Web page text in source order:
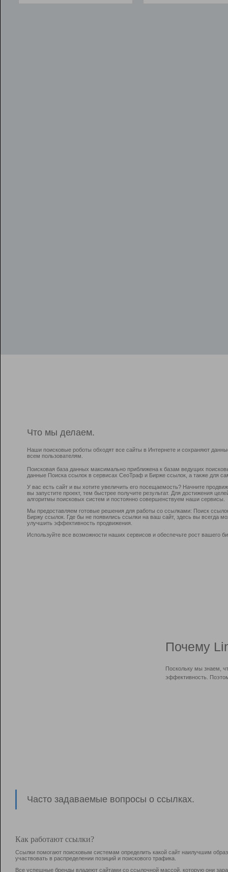
Что мы делаем.
Наши поисковые роботы обходят все сайты в Интернете и сохраняют
всем пользователям.
Поисковая база данных максимально приближена к базам ведущих
данные Поиска ссылок в сервисах СеоТраф и Бирже ссылок, а также для
У вас есть сайт и вы хотите увеличить его посещаемость? Начните
вы запустите проект, тем быстрее получите результат. Для достижения
алгоритмы поисковых систем и постоянно совершенствуем наши сервисы.
Мы предоставляем готовые решения для работы со ссылками: Поиск
Биржу ссылок. Где бы не появились ссылки на ваш сайт, здесь вы всегда
улучшить эффективность продвижения.
Используйте все возможности наших сервисов и обеспечьте рост вашего
Почему
Поскольку мы знаем,
эффективность.
Часто задаваемые вопросы о ссылках.
Как работают ссылки?
Ссылки помогают поисковым системам определить какой сайт наилучшим
участвовать в раcпределении позиций и поискового трафика.
Все успешные бренды владеют сайтами со ссылочной массой, которую они